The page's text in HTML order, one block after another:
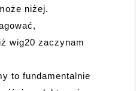
niżej.
wig20 zaczynam
to fundamentalnie